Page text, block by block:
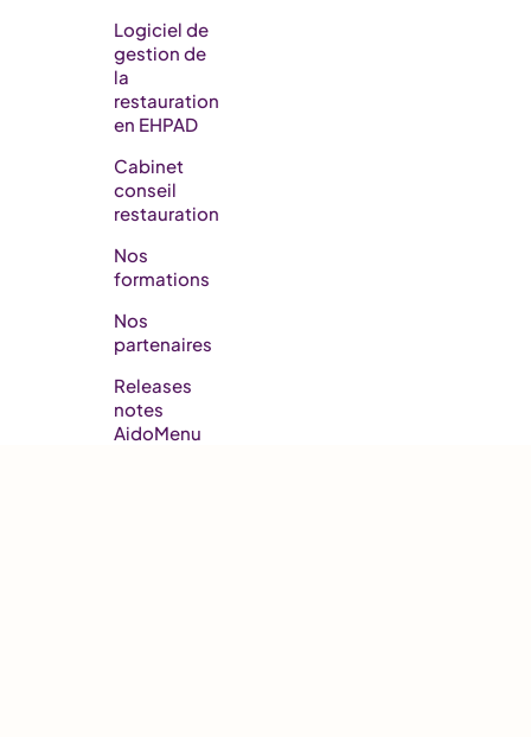
Logiciel de
gestion de
la
restauration
en EHPAD​
Cabinet
conseil
restauration
Nos
formations
Nos
partenaires
Releases
notes
AidoMenu